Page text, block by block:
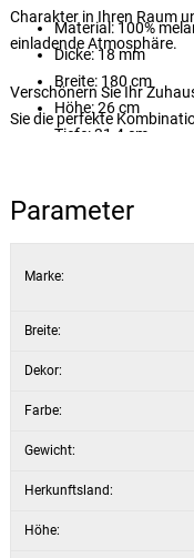
Charakter in Ihren Raum
einladende Atmosphäre.
Material: 100%
Dicke: 18 mm
Breite: 180 cm
Höhe: 26 cm
Tiefe: 31,4 cm
Verschönern Sie Ihr
Sie die perfekte
Parameter
Marke:
Breite:
Dekor:
Farbe:
Gewicht:
Herkunftsland:
Höhe: